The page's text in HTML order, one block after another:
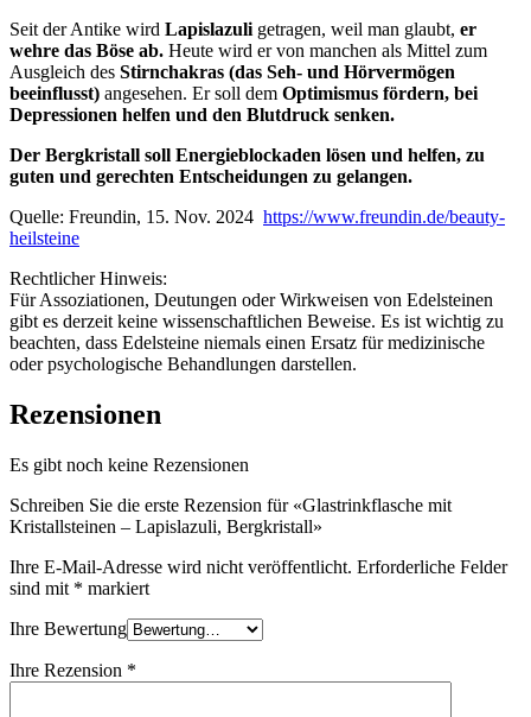
Seit der Antike wird Lapislazuli getragen, weil man glaubt, er
wehre das Böse ab. Heute wird er von manchen als Mittel zum
Ausgleich des Stirnchakras (das Seh- und Hörvermögen
beeinflusst) angesehen. Er soll dem Optimismus fördern, bei
Depressionen helfen und den Blutdruck senken.
Der Bergkristall soll Energieblockaden lösen und helfen, zu
guten und gerechten Entscheidungen zu gelangen.
Quelle: Freundin, 15. Nov. 2024 https://www.freundin.de/beauty-
heilsteine
Rechtlicher Hinweis:
Für Assoziationen, Deutungen oder Wirkweisen von Edelsteinen
gibt es derzeit keine wissenschaftlichen Beweise. Es ist wichtig zu
beachten, dass Edelsteine niemals einen Ersatz für medizinische
oder psychologische Behandlungen darstellen.
Rezensionen
Es gibt noch keine Rezensionen
Schreiben Sie die erste Rezension für «Glastrinkflasche mit
Kristallsteinen – Lapislazuli, Bergkristall»
Ihre E-Mail-Adresse wird nicht veröffentlicht. Erforderliche Felder
sind mit * markiert
Ihre Bewertung
Ihre Rezension *